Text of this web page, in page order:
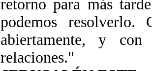
retorno para más
podemos resolverlo.
abiertamente, y
relaciones."